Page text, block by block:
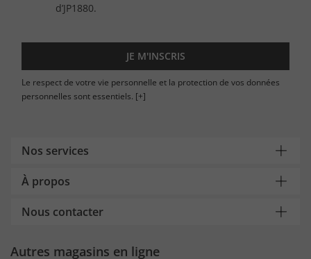
d’JP1880.
JE M'INSCRIS
Le respect de votre vie personnelle et la protection de vos données
personnelles sont essentiels. [+]
Nos services
À propos
Nous contacter
Autres magasins en ligne